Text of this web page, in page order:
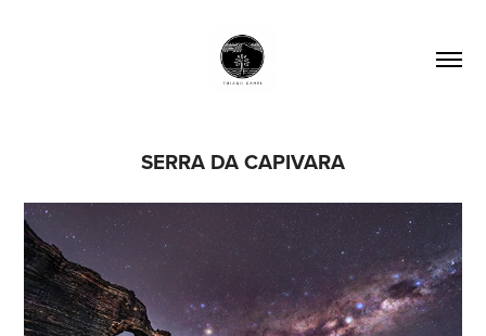
SERRA DA CAPIVARA